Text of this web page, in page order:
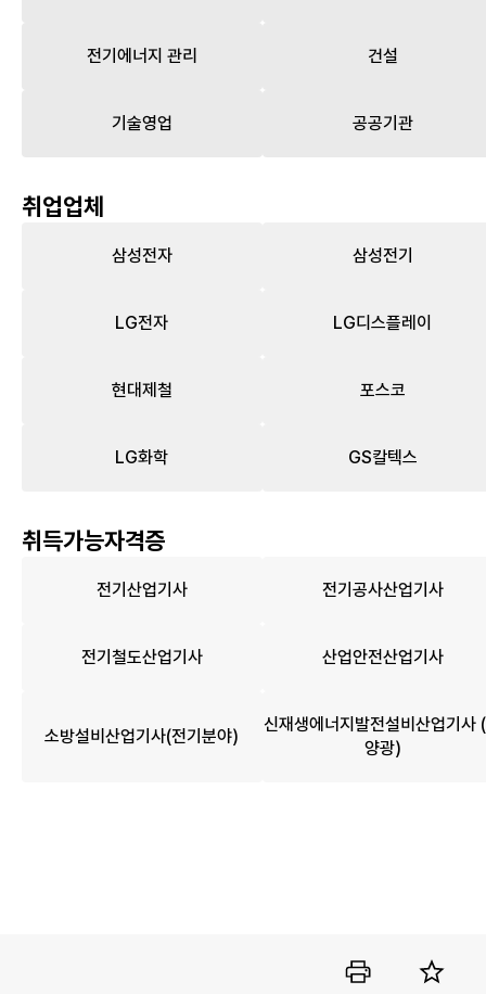
전기에너지 관리 건설
기술영업 공공기관
취업업체
삼성전자 삼성전기
LG전자 LG디스플레이
현대제철 포스코
LG화학 GS칼텍스
취득가능자격증
전기산업기사 전기공사산업기사
전기철도산업기사 산업안전산업기사
소방설비산업기사(전기분야)
신재생에너지발전설비산업기사
양광)